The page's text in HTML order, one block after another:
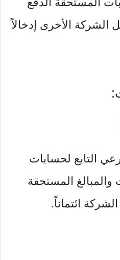
الشركة الأخرى إدخالاً
التابع لحسابات
والمبالغ المستحقة
ائتماناً.